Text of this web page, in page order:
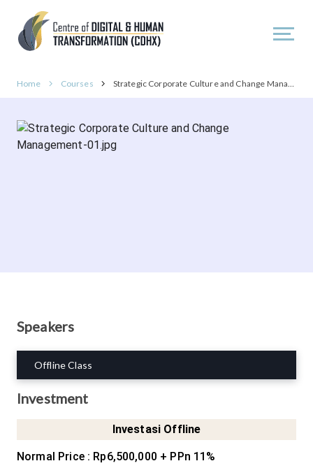
Home Courses Strategic Corporate Culture and Change Management
Speakers
Offline Class
Investment
Investasi Offline
Normal Price: Rp6,500,000 + PPn 11%